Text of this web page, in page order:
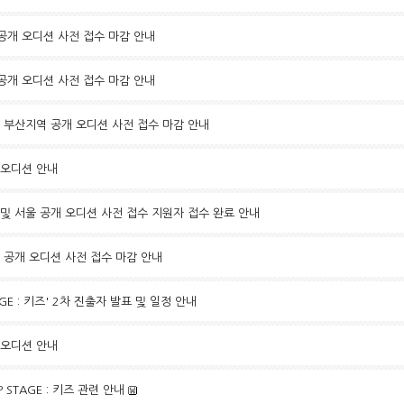
오디션 사전 접수 마감 안내
오디션 사전 접수 마감 안내
산지역 공개 오디션 사전 접수 마감 안내
디션 안내
서울 공개 오디션 사전 접수 지원자 접수 완료 안내
개 오디션 사전 접수 마감 안내
: 키즈' 2차 진출자 발표 및 일정 안내
디션 안내
: 키즈 관련 안내